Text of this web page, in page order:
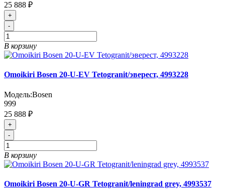
25 888 ₽
+
-
В корзину
Omoikiri Bosen 20-U-EV Tetogranit/эверест, 4993228
Модель:Bosen
999
25 888 ₽
+
-
В корзину
Omoikiri Bosen 20-U-GR Tetogranit/leningrad grey, 4993537